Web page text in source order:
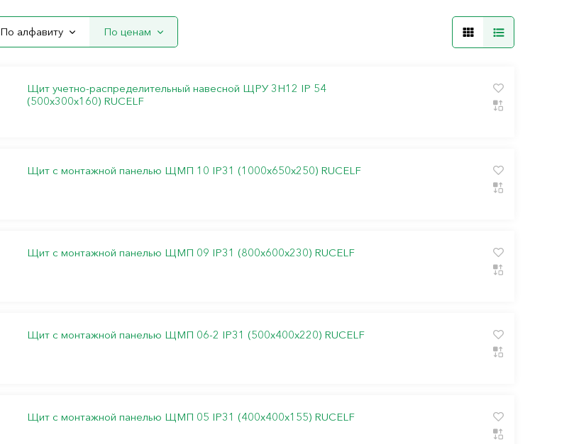
По алфавиту По ценам
Щит учетно-распределительный навесной ЩРУ 3Н12 IP 54
(500х300х160) RUCELF
Щит с монтажной панелью ЩМП 10 IP31 (1000х650х250) RUCELF
Щит с монтажной панелью ЩМП 09 IP31 (800х600х230) RUCELF
Щит с монтажной панелью ЩМП 06-2 IP31 (500х400х220) RUCELF
Щит с монтажной панелью ЩМП 05 IP31 (400х400х155) RUCELF